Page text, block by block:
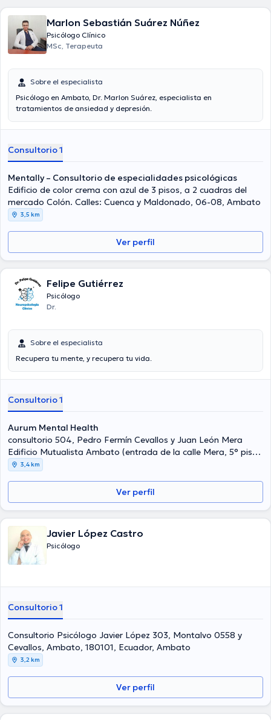
Marlon Sebastián Suárez Núñez
Psicólogo Clínico
MSc, Terapeuta
Sobre el especialista
Psicólogo en Ambato, Dr. Marlon Suárez, especialista en
tratamientos de ansiedad y depresión.
Consultorio 1
Mentally – Consultorio de especialidades psicológicas
Edificio de color crema con azul de 3 pisos, a 2 cuadras del
mercado Colón. Calles: Cuenca y Maldonado, 06-08, Ambato
3,5 km
Ver perfil
Felipe Gutiérrez
Psicólogo
Dr.
Sobre el especialista
Recupera tu mente, y recupera tu vida.
Consultorio 1
Aurum Mental Health
consultorio 504, Pedro Fermín Cevallos y Juan León Mera
Edificio Mutualista Ambato (entrada de la calle Mera, 5° piso,
Ambato 180101, Ambato
3,4 km
Ver perfil
Javier López Castro
Psicólogo
Consultorio 1
Consultorio Psicólogo Javier López 303, Montalvo 0558 y
Cevallos, Ambato, 180101, Ecuador, Ambato
3,2 km
Ver perfil